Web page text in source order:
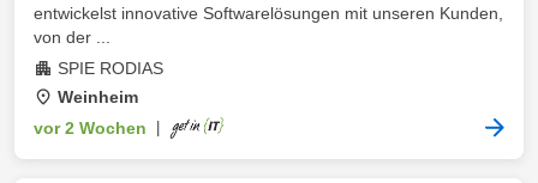
entwickelst innovative Softwarelösungen mit unseren Kunden,
von der ...
SPIE RODIAS
Weinheim
vor 2 Wochen